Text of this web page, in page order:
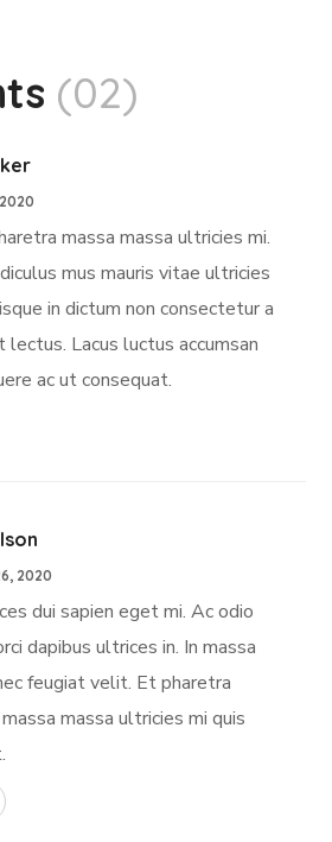
(02)
massa massa ultricies mi.
mus mauris vitae ultricies
in dictum non consectetur a
lectus. Lacus luctus accumsan
ac ut consequat.
2020
dui sapien eget mi. Ac odio
dapibus ultrices in. In massa
feugiat velit. Et pharetra
massa ultricies mi quis